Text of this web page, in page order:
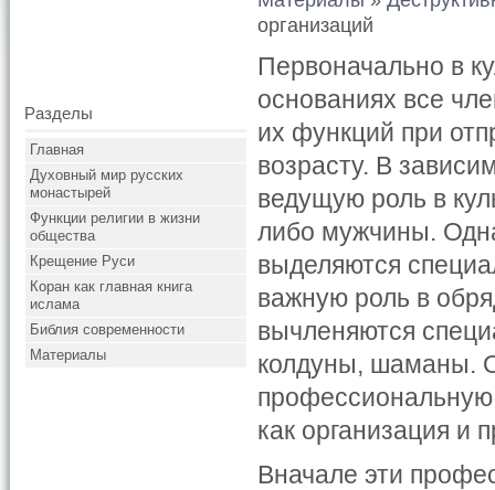
Разделы
Главная
Духовный мир русских
монастырей
Функции религии в жизни
общества
Крещение Руси
Коран как главная книга
ислама
Библия современности
Материалы
организаций
Первоначально в
основаниях все
их функций при
возрасту. В
ведущую роль в
либо мужчины.
выделяются
важную роль в
вычленяются
колдуны, шаманы.
профессиональную
как организация и
Вначале эти